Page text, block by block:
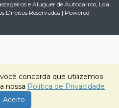
e Aluguer de Autocarros, Lda.
Direitos Reservados | Powered
concorda que utilizemos
nossa Política de Privacidade
Aceito